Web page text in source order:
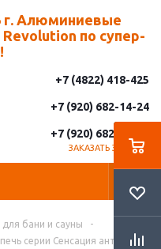
г. Алюминиевые
по супер-
+7 (4822) 418-425
+7 (920) 682-14-24
+7 (920) 682-14-25
ЗАКАЗАТЬ ЗВОНОК
для бани и сауны
-
серии Сенсация антрацит